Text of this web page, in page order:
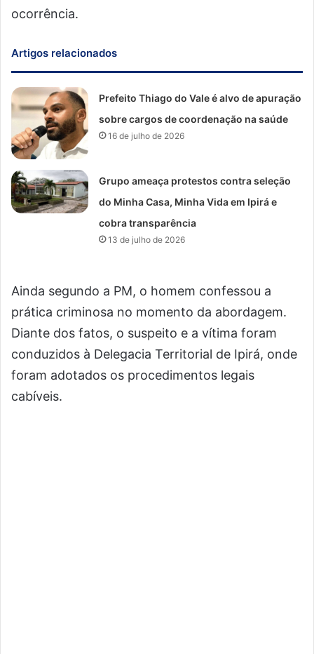
ocorrência.
Artigos relacionados
Prefeito Thiago do Vale é alvo de apuração
sobre cargos de coordenação na saúde
16 de julho de 2026
Grupo ameaça protestos contra seleção
do Minha Casa, Minha Vida em Ipirá e
cobra transparência
13 de julho de 2026
Ainda segundo a PM, o homem confessou a
prática criminosa no momento da abordagem.
Diante dos fatos, o suspeito e a vítima foram
conduzidos à Delegacia Territorial de Ipirá, onde
foram adotados os procedimentos legais
cabíveis.